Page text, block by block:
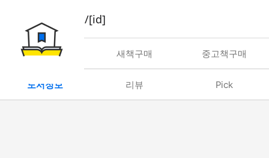
book/rent/[id]
대여 새책구매 중고책구매
도서정보 리뷰 Pick